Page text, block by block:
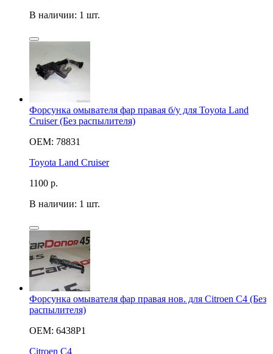
В наличии: 1 шт.
Форсунка омывателя фар правая б/у для Toyota Land
Cruiser (Без распылителя)
OEM: 78831
Toyota Land Cruiser
1100 р.
В наличии: 1 шт.
Форсунка омывателя фар правая нов. для Citroen C4 (Без
распылителя)
OEM: 6438P1
Citroen C4